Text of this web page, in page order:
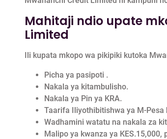
Mahitaji ndio upate
Limited
Ili kupata mkopo wa pikipiki kutoka
Picha ya pasipoti .
Nakala ya kitambulisho.
Nakala ya Pin ya KRA.
Taarifa Iliyothibitishwa ya M-
Wadhamini watatu na nakala za
Malipo ya kwanza ya